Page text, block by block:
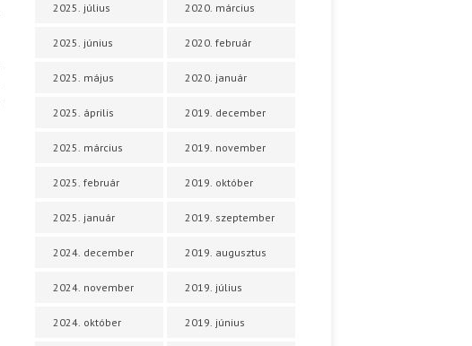
2025. július
2025. június
2025. május
2025. április
2025. március
2025. február
2025. január
2024. december
2024. november
2024. október
2020. március
2020. február
2020. január
2019. december
2019. november
2019. október
2019. szeptember
2019. augusztus
2019. július
2019. június